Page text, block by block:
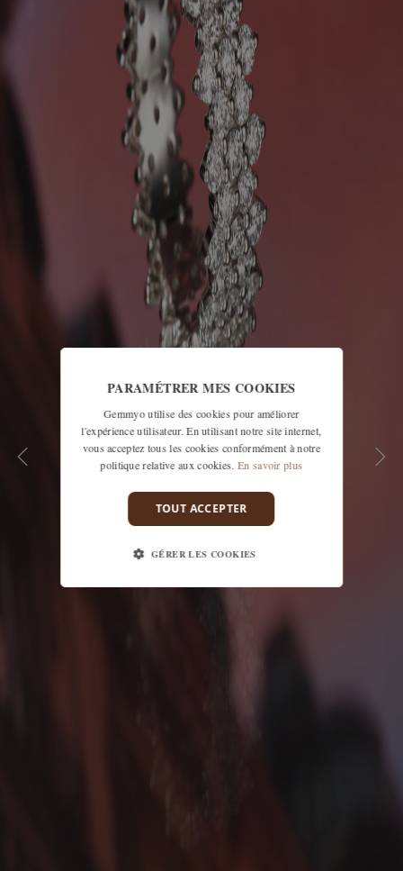
PARAMÉTRER MES COOKIES
Gemmyo utilise des cookies pour améliorer
l'expérience utilisateur. En utilisant notre site internet,
vous acceptez tous les cookies conformément à notre
politique relative aux cookies. En savoir plus
TOUT ACCEPTER
GÉRER LES COOKIES